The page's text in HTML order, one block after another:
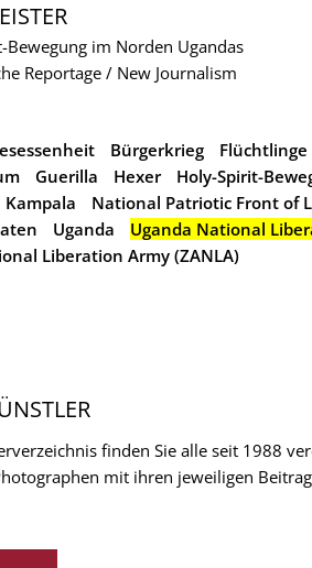
im Norden Ugandas
Reportage / New Journalism
Bürgerkrieg Flüchtlinge
Guerilla Hexer Holy-Spirit-
Kampala
National Patriotic Front of
Uganda
Uganda National
Liberation Army (ZANLA)
finden Sie alle seit 1988
mit ihren jeweiligen